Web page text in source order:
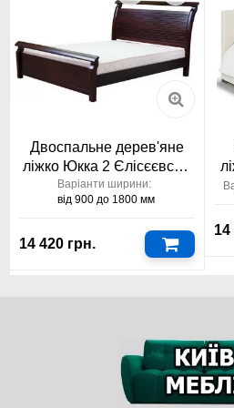
якості
Що таке матеріал Visco
пам’яті?
Visco
– це
під дією тепла та ваги тіла точно
зняття навантаження повільно
форми. Матеріал забезпечує
Двоспальне дерев'яне
ліжко Юкка 2 Єлісєєвські
Меблі
Варіанти ширини:
від 900 до 1800 мм
14 420 грн.
14